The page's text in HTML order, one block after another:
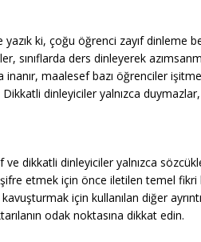
ki, çoğu öğrenci zayıf dinleme
sınıflarda ders dinleyerek
maalesef bazı öğrenciler
dinleyiciler yalnızca
dikkatli dinleyiciler yalnızca
etmek için önce iletilen temel fikri
için kullanılan diğer
odak noktasına dikkat edin.